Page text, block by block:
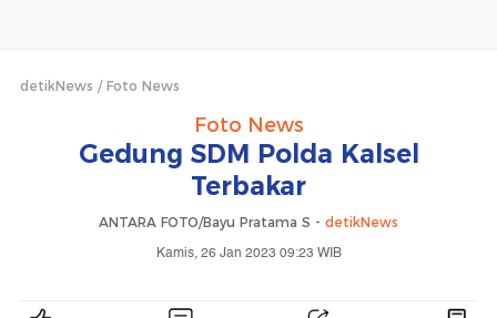
detikNews Foto News
Foto News
Gedung SDM Polda Kalsel
Terbakar
ANTARA FOTO/Bayu Pratama S - detikNews
Kamis, 26 Jan 2023 09:23 WIB